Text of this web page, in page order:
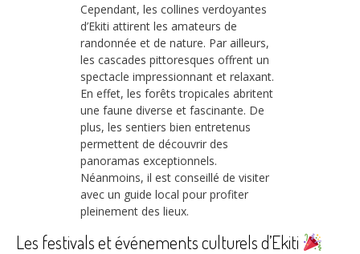
Cependant, les collines verdoyantes
d’Ekiti attirent les amateurs de
randonnée et de nature. Par ailleurs,
les cascades pittoresques offrent un
spectacle impressionnant et relaxant.
En effet, les forêts tropicales abritent
une faune diverse et fascinante. De
plus, les sentiers bien entretenus
permettent de découvrir des
panoramas exceptionnels.
Néanmoins, il est conseillé de visiter
avec un guide local pour profiter
pleinement des lieux.
Les festivals et événements culturels d’Ekiti